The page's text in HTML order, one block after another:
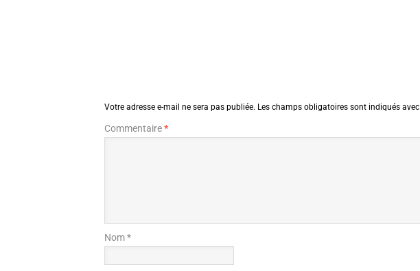
Votre adresse e-mail ne sera pas publiée. Les champs obligatoires sont indiqués avec
Commentaire*
Nom *